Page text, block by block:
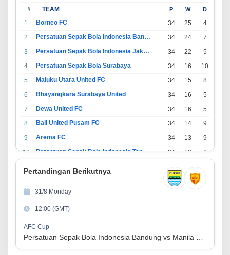
# TEAM P W D
1 Borneo FC 34 25 4
2
Persatuan Sepak Bola Indonesia Bandung 34 24 7
3
Persatuan Sepak Bola Indonesia Jakarta 34 22 5
4
Persatuan Sepak Bola Surabaya 34 16 10
5
Maluku Utara United FC 34 15 8
6
Bhayangkara Surabaya United 34 16 5
7
Dewa United FC 34 16 5
8
Bali United Pusam FC 34 14 9
9
Arema FC 34 13 9
10
Persatuan Sepak Bola Indonesia Tangerang 34 13 6
34 11
13
14
Madura United FC
15
Persatuan Sepakbola Makassar
16
Persis Solo 34 8 10
Semen Padang FC
Pertandingan Berikutnya
31/8 Monday
12:00 (GMT)
AFC Cup